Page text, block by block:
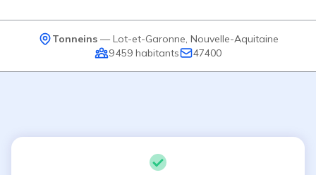
Tonneins— Lot-et-Garonne Nouvelle-Aquitaine
9 459 habitants 47400